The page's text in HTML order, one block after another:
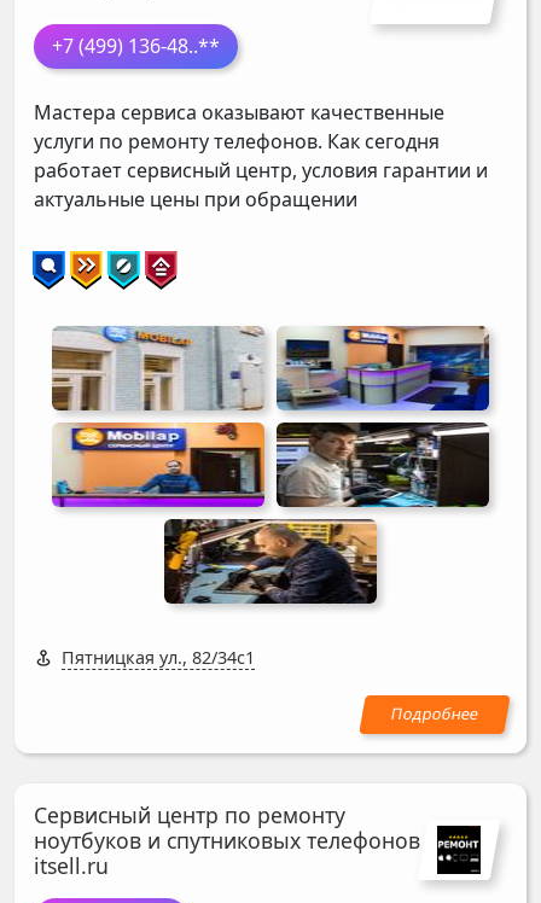
+7 (499) 136-48..**
Мастера сервиса оказывают качественные
услуги по ремонту телефонов. Как сегодня
работает сервисный центр, условия гарантии и
актуальные цены при обращении
Пятницкая ул., 82/34с1
Сервисный центр по ремонту
ноутбуков и спутниковых телефонов
itsell.ru